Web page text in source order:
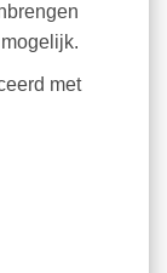
met